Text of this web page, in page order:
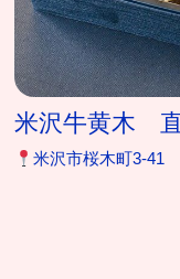
米沢牛黄木
米沢市桜木町3-41